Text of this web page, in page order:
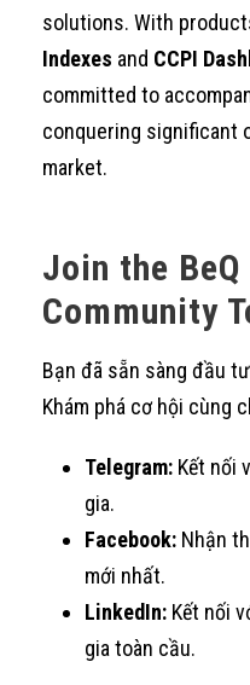
solutions. With
Indexes and CCPI
committed to
conquering significant
market.
Join the
Community
Bạn đã sẵn sàng đầu
Khám phá cơ hội cùng
Telegram: Kết nối
gia.
Facebook: Nhận
mới nhất.
LinkedIn: Kết nối
gia toàn cầu.